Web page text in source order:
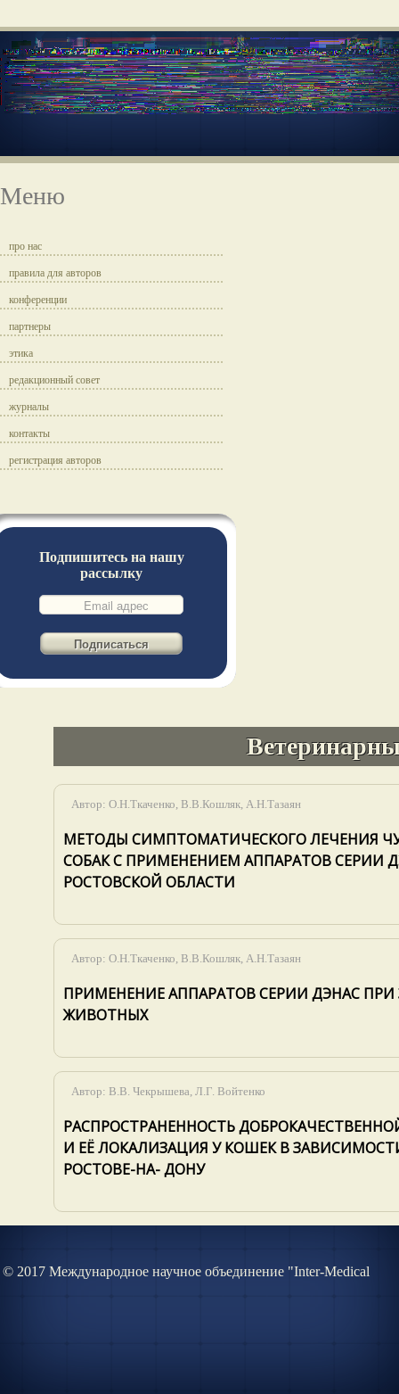
Меню
про нас
правила для авторов
конференции
партнеры
этика
редакционный совет
журналы
контакты
регистрация авторов
Подпишитесь на нашу
рассылку
Автор: О.Н.Ткаченко, В.В.Кошляк, А.Н.Тазаян
МЕТОДЫ СИМПТОМАТИЧЕСКОГО ЛЕЧЕНИЯ
СОБАК С ПРИМЕНЕНИЕМ АППАРАТОВ СЕРИИ
РОСТОВСКОЙ ОБЛАСТИ
Автор: О.Н.Ткаченко, В.В.Кошляк, А.Н.Тазаян
ПРИМЕНЕНИЕ АППАРАТОВ СЕРИИ ДЭНАС
ЖИВОТНЫХ
Автор: В.В. Чекрышева, Л.Г. Войтенко
РАСПРОСТРАНЕННОСТЬ
И ЕЁ ЛОКАЛИЗАЦИЯ У КОШЕК В
РОСТОВЕ-НА- ДОНУ
© 2017 Международное научное объединение "Inter-Medical